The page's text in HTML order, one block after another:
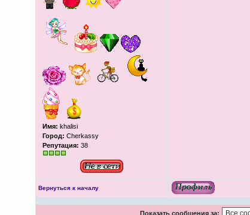
Имя: khalisi
Город: Cherkassy
Репутация: 38
Вернуться к началу
Показать сообщения за: